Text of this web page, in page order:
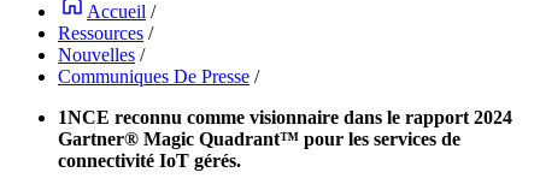
Accueil /
Ressources /
Nouvelles /
Communiques De Presse /
1NCE reconnu comme visionnaire dans le rapport 2024
Gartner® Magic Quadrant™ pour les services de
connectivité IoT gérés.